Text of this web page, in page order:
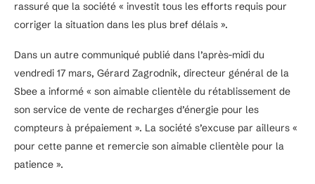
rassuré que la société « investit tous les efforts requis pour
corriger la situation dans les plus bref délais ».
Dans un autre communiqué publié dans l’après-midi du
vendredi 17 mars, Gérard Zagrodnik, directeur général de la
Sbee a informé « son aimable clientèle du rétablissement de
son service de vente de recharges d’énergie pour les
compteurs à prépaiement ». La société s’excuse par ailleurs «
pour cette panne et remercie son aimable clientèle pour la
patience ».